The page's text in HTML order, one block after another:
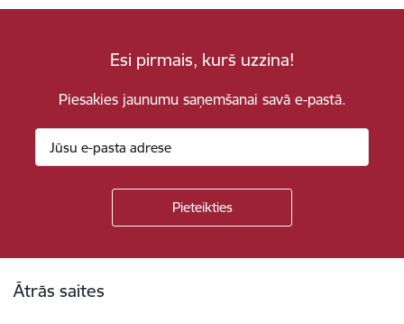
Esi pirmais, kurš uzzina!
Piesakies jaunumu saņemšanai savā e-pastā.
Ātrās saites